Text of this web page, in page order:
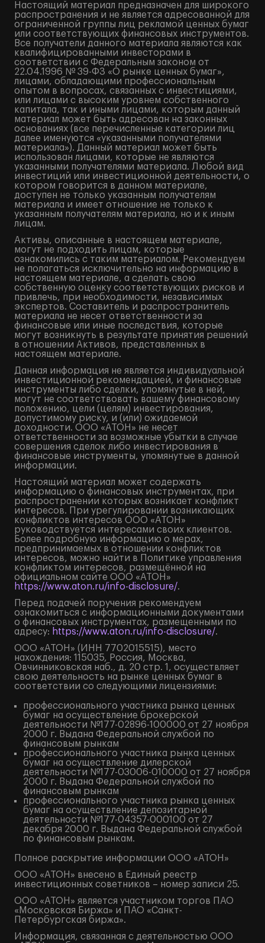
Настоящий материал предназначен для широкого
распространения и не является адресованной для
ограниченной группы лиц рекламой ценных бумаг
или соответствующих финансовых инструментов.
Все получатели данного материала являются как
квалифицированными инвесторами в
соответствии с Федеральным законом от
22.04.1996 № 39-ФЗ «О рынке ценных бумаг»,
лицами, обладающими профессиональным
опытом в вопросах, связанных с инвестициями,
или лицами с высоким уровнем собственного
капитала, так и иными лицами, которым данный
материал может быть адресован на законных
основаниях (все перечисленные категории лиц
далее именуются «указанными получателями
материала»). Данный материал может быть
использован лицами, которые не являются
указанными получателями материала. Любой вид
инвестиций или инвестиционной деятельности, о
котором говорится в данном материале,
доступен не только указанным получателям
материала и имеет отношение не только к
указанным получателям материала, но и к иным
лицам.
Активы, описанные в настоящем материале,
могут не подходить лицам, которые
ознакомились с таким материалом. Рекомендуем
не полагаться исключительно на информацию в
настоящем материале, а сделать свою
собственную оценку соответствующих рисков и
привлечь, при необходимости, независимых
экспертов. Составитель и распространитель
материала не несет ответственности за
финансовые или иные последствия, которые
могут возникнуть в результате принятия решений
в отношении Активов, представленных в
настоящем материале.
Данная информация не является индивидуальной
инвестиционной рекомендацией, и финансовые
инструменты либо сделки, упомянутые в ней,
могут не соответствовать вашему финансовому
положению, цели (целям) инвестирования,
допустимому риску, и (или) ожидаемой
доходности. ООО «АТОН» не несет
ответственности за возможные убытки в случае
совершения сделок либо инвестирования в
финансовые инструменты, упомянутые в данной
информации.
Настоящий материал может содержать
информацию о финансовых инструментах, при
распространении которых возникает конфликт
интересов. При урегулировании возникающих
конфликтов интересов ООО «АТОН»
руководствуется интересами своих клиентов.
Более подробную информацию о мерах,
предпринимаемых в отношении конфликтов
интересов, можно найти в Политике управления
конфликтом интересов, размещённой на
официальном сайте ООО «АТОН»
https://www.aton.ru/info-disclosure/.
Перед подачей поручения рекомендуем
ознакомиться с информационными документами
о финансовых инструментах, размещенными по
адресу: https://www.aton.ru/info-disclosure/.
ООО «АТОН» (ИНН 7702015515), место
нахождения: 115035, Россия, Москва,
Овчинниковская наб., д. 20 стр. 1, осуществляет
свою деятельность на рынке ценных бумаг в
соответствии со следующими лицензиями:
профессионального участника рынка ценных
бумаг на осуществление брокерской
деятельности №177-02896-100000 от 27 ноября
2000 г. Выдана Федеральной службой по
финансовым рынкам
профессионального участника рынка ценных
бумаг на осуществление дилерской
деятельности №177-03006-010000 от 27 ноября
2000 г. Выдана Федеральной службой по
финансовым рынкам
профессионального участника рынка ценных
бумаг на осуществление депозитарной
деятельности №177-04357-000100 от 27
декабря 2000 г. Выдана Федеральной службой
по финансовым рынкам.
Полное раскрытие информации ООО «АТОН»
ООО «АТОН» внесено в Единый реестр
инвестиционных советников – номер записи 25.
ООО «АТОН» является участником торгов ПАО
«Московская Биржа» и ПАО «Санкт-
Петербургская биржа».
Информация, связанная с деятельностью ООО